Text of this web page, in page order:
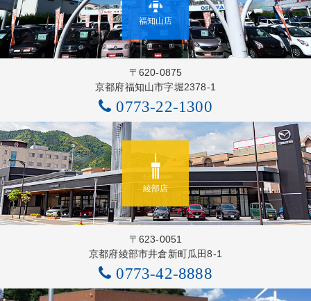
福知山店
〒620-0875
京都府福知山市字堀2378-1
0773-22-1300
綾部店
〒623-0051
京都府綾部市井倉新町瓜田8-1
0773-42-8888